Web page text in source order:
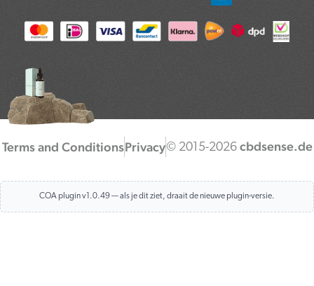
o
m
r
t
i
Terms and Conditions Privacy © 2015-2026cbdsense.de
COA plugin v1.0.49 — als je dit ziet, draait de nieuwe plugin-versie.